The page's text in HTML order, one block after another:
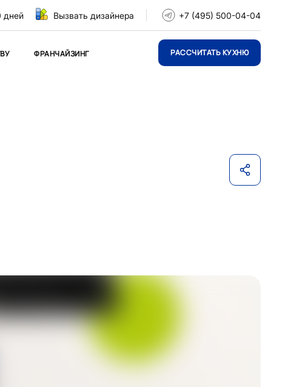
дней Вызвать дизайнера +7 (495) 500-04-04
ФРАНЧАЙЗИНГ РАССЧИТАТЬ КУХНЮ